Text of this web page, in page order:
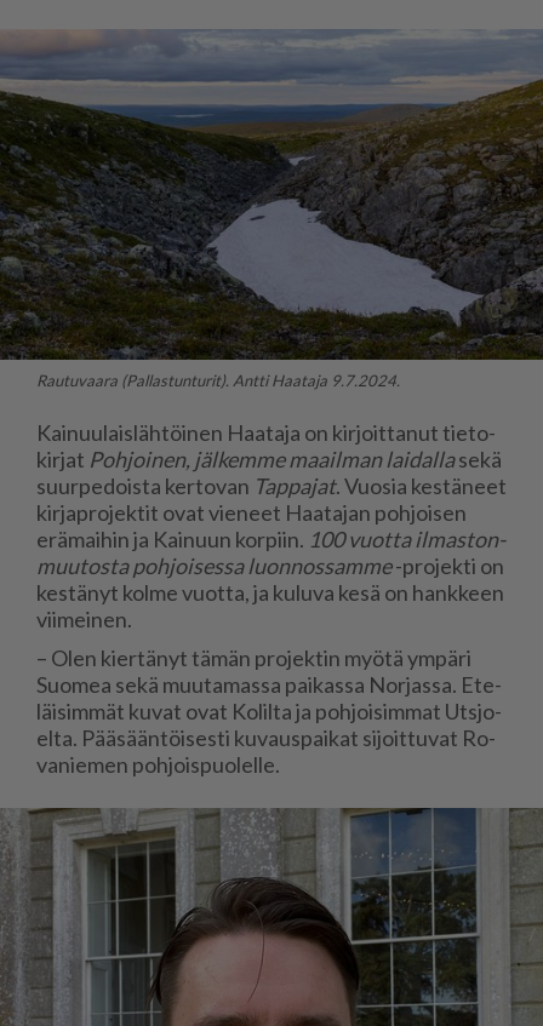
Rautuvaara (Pallastunturit). Antti Haataja 9.7.2024.
Kai­nuu­lais­läh­töi­nen Haa­ta­ja on kir­joit­ta­nut tie­to­
kir­jat Poh­joi­nen, jäl­kem­me maa­il­man lai­dal­lasekä
suur­pe­dois­ta ker­to­van Tap­pa­jat. Vuo­sia kes­tä­neet
kir­jap­ro­jek­tit ovat vie­neet Haa­ta­jan poh­joi­sen
erä­mai­hin ja Kai­nuun kor­piin. 100 vuot­ta il­mas­ton­
muu­tos­ta poh­joi­ses­sa luon­nos­sam­me-pro­jek­ti on
kes­tä­nyt kol­me vuot­ta, ja ku­lu­va kesä on hank­keen
vii­mei­nen.
– Olen kier­tä­nyt tä­män pro­jek­tin myö­tä ym­pä­ri
Suo­mea sekä muu­ta­mas­sa pai­kas­sa Nor­jas­sa. Ete­
läi­sim­mät ku­vat ovat Ko­lil­ta ja poh­joi­sim­mat Uts­jo­
el­ta. Pää­sään­töi­ses­ti ku­vaus­pai­kat si­joit­tu­vat Ro­
va­nie­men poh­jois­puo­lel­le.